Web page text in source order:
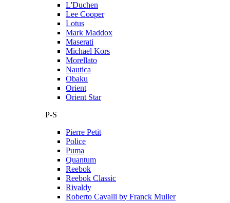
L'Duchen
Lee Cooper
Lotus
Mark Maddox
Maserati
Michael Kors
Morellato
Nautica
Obaku
Orient
Orient Star
P-S
Pierre Petit
Police
Puma
Quantum
Reebok
Reebok Classic
Rivaldy
Roberto Cavalli by Franck Muller